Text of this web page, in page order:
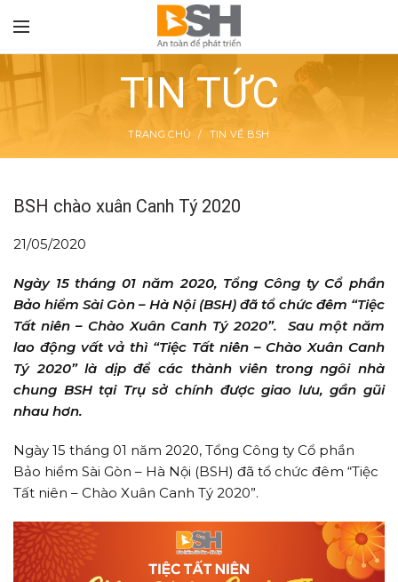
TIN TỨC
TRANG CHỦ TIN VỀ BSH
BSH chào xuân Canh Tý 2020
21/05/2020
Ngày 15 tháng 01 năm 2020, Tổng Công ty Cổ phần
Bảo hiểm Sài Gòn – Hà Nội (BSH) đã tổ chức đêm “Tiệc
Tất niên – Chào Xuân Canh Tý 2020”. Sau một năm
lao động vất vả thì “Tiệc Tất niên – Chào Xuân Canh
Tý 2020” là dịp để các thành viên trong ngôi nhà
chung BSH tại Trụ sở chính được giao lưu, gần gũi
nhau hơn.
Ngày 15 tháng 01 năm 2020, Tổng Công ty Cổ phần
Bảo hiểm Sài Gòn – Hà Nội (BSH) đã tổ chức đêm “Tiệc
Tất niên – Chào Xuân Canh Tý 2020”.